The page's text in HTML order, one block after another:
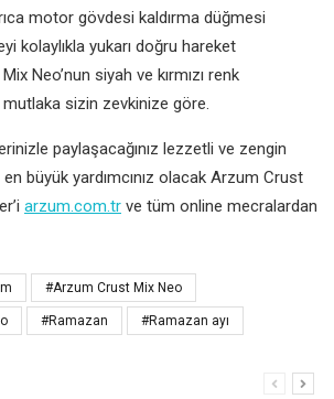
motor gövdesi kaldırma düğmesi
kolaylıkla yukarı doğru hareket
Neo’nun siyah ve kırmızı renk
sizin zevkinize göre.
paylaşacağınız lezzetli ve zengin
büyük yardımcınız olacak Arzum Crust
’i arzum.com.tr ve tüm online mecralardan
#Arzum Crust Mix Neo
#Ramazan #Ramazan ayı